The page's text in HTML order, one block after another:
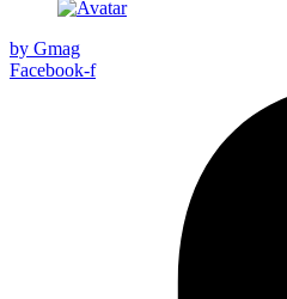
by Gmag
Facebook-f